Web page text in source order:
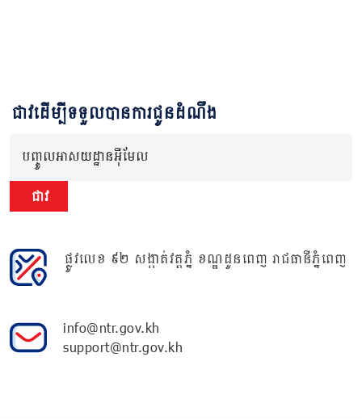
ជាវដើម្បីទទួលបានការជូនដំណឹង
បញ្ចូលអាសយដ្ឋានអ៊ីមែល
ជាវ
ផ្លូវលេខ ៩២ សង្កាត់វត្តភ្នំ ខណ្ឌដូនពេញ រាជធានីភ្នំពេញ
info@ntr.gov.kh
support@ntr.gov.kh